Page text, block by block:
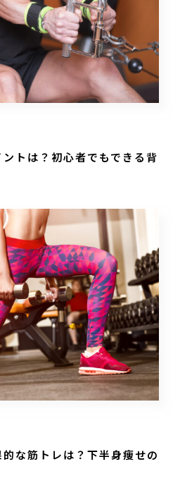
トは？初心者でもできる背
な筋トレは？下半身痩せの